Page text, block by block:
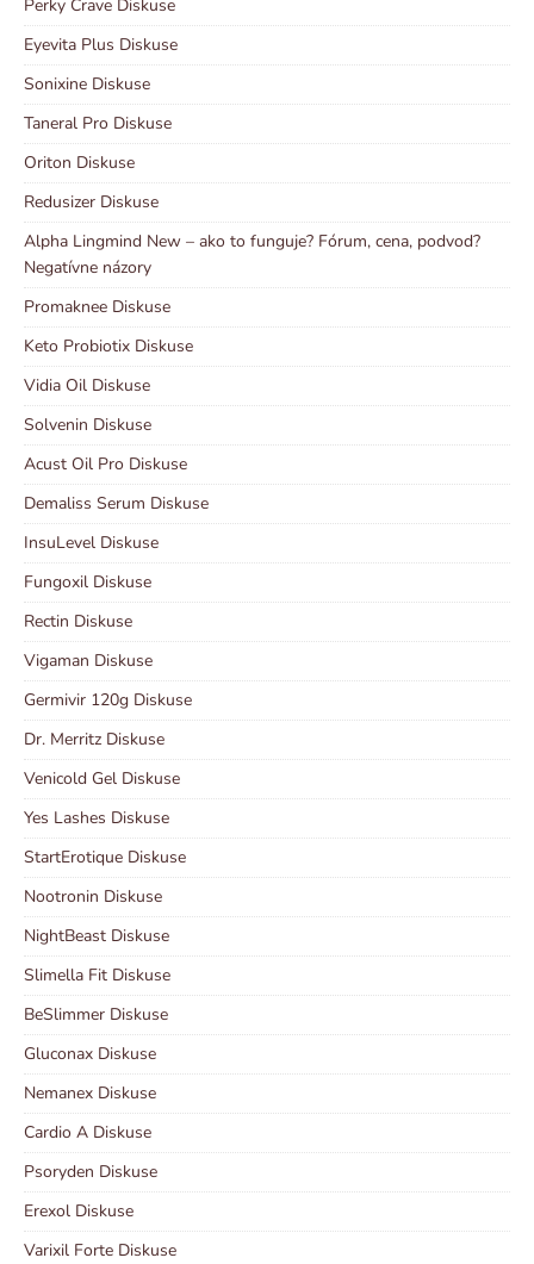
Perky Crave Diskuse
Eyevita Plus Diskuse
Sonixine Diskuse
Taneral Pro Diskuse
Oriton Diskuse
Redusizer Diskuse
Alpha Lingmind New – ako to funguje? Fórum, cena, podvod?
Negatívne názory
Promaknee Diskuse
Keto Probiotix Diskuse
Vidia Oil Diskuse
Solvenin Diskuse
Acust Oil Pro Diskuse
Demaliss Serum Diskuse
InsuLevel Diskuse
Fungoxil Diskuse
Rectin Diskuse
Vigaman Diskuse
Germivir 120g Diskuse
Dr. Merritz Diskuse
Venicold Gel Diskuse
Yes Lashes Diskuse
StartErotique Diskuse
Nootronin Diskuse
NightBeast Diskuse
Slimella Fit Diskuse
BeSlimmer Diskuse
Gluconax Diskuse
Nemanex Diskuse
Cardio A Diskuse
Psoryden Diskuse
Erexol Diskuse
Varixil Forte Diskuse